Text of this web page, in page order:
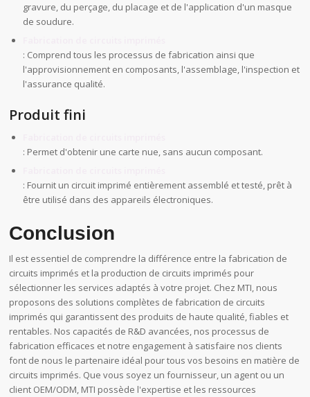
gravure, du perçage, du placage et de l'application d'un masque
de soudure.
: Comprend tous les processus de fabrication ainsi que
l'approvisionnement en composants, l'assemblage, l'inspection et
l'assurance qualité.
Produit fini
: Permet d'obtenir une carte nue, sans aucun composant.
: Fournit un circuit imprimé entièrement assemblé et testé, prêt à
être utilisé dans des appareils électroniques.
Conclusion
Il est essentiel de comprendre la différence entre la fabrication de
circuits imprimés et la production de circuits imprimés pour
sélectionner les services adaptés à votre projet. Chez MTI, nous
proposons des solutions complètes de fabrication de circuits
imprimés qui garantissent des produits de haute qualité, fiables et
rentables. Nos capacités de R&D avancées, nos processus de
fabrication efficaces et notre engagement à satisfaire nos clients
font de nous le partenaire idéal pour tous vos besoins en matière de
circuits imprimés. Que vous soyez un fournisseur, un agent ou un
client OEM/ODM, MTI possède l'expertise et les ressources